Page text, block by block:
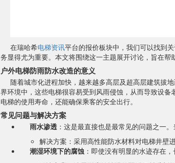
在瑞哈希电梯资讯平台的报价板块中，我们可以找到
务显得尤为重要。本文将围绕这一主题展开讨论，旨在
户外电梯防雨防水改造的意义
随着城市化进程加快，越来越多高层及超高层建筑拔
界环境中，这些电梯很容易受到风雨侵蚀，从而导致设
电梯的使用寿命，还能确保乘客的安全出行。
常见问题与解决方案
雨水渗透 ：这是最直接也是最常见的问题之一
解决方案：采用高性能防水材料对电梯井壁
潮湿环境下的腐蚀 ：即使没有明显的水迹存在